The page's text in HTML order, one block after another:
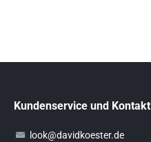
Kundenservice und Kontakt
look@davidkoester.de